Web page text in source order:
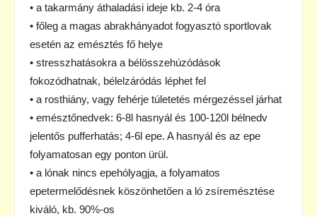
• a takarmány áthaladási ideje kb. 2-4 óra
• főleg a magas abrakhányadot fogyasztó sportlovak
esetén az emésztés fő helye
• stresszhatásokra a bélösszehúzódások
fokozódhatnak, bélelzáródás léphet fel
• a rosthiány, vagy fehérje túletetés mérgezéssel járhat
• emésztőnedvek: 6-8l hasnyál és 100-120l bélnedv
jelentős pufferhatás; 4-6l epe. A hasnyál és az epe
folyamatosan egy ponton ürül.
• a lónak nincs epehólyagja, a folyamatos
epetermelődésnek köszönhetően a ló zsíremésztése
kiváló, kb. 90%-os